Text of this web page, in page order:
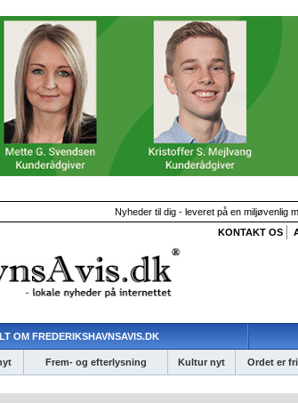
Nyheder til dig - leveret på en miljøvenlig
KONTAKT OS
OM FREDERIKSHAVNSAVIS.DK
Frem- og efterlysning Kultur nyt Ordet er